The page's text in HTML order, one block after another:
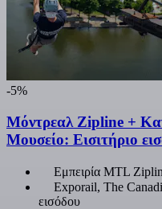
-5%
Μόντρεαλ Zipline +
Μουσείο: Εισιτήριο
Εμπειρία MTL
Exporail, The
εισόδου